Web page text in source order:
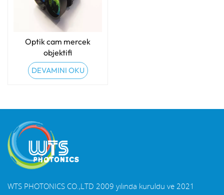
Optik cam mercek
objektifi
DEVAMINI OKU
WTS PHOTONICS CO.,LTD 2009 yılında kuruldu ve 2021